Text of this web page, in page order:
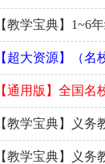
【教学宝典】1~6
【超大资源】（
【通用版】全国名
【教学宝典】义
【教学宝典】义